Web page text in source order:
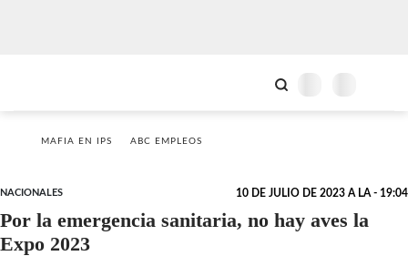
MAFIA EN IPS ABC EMPLEOS
NACIONALES 10 DE JULIO DE 2023 A LA - 19:04
Por la emergencia sanitaria, no hay aves la
Expo 2023